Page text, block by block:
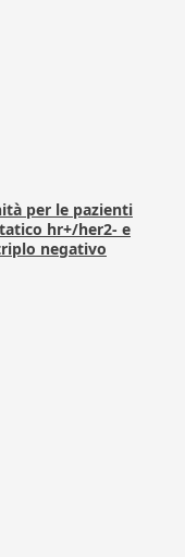
per le pazienti
hr+/her2- e
negativo